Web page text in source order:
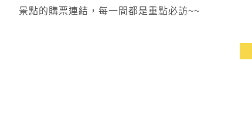
景點的購票連結，每一間都是重點必訪~~